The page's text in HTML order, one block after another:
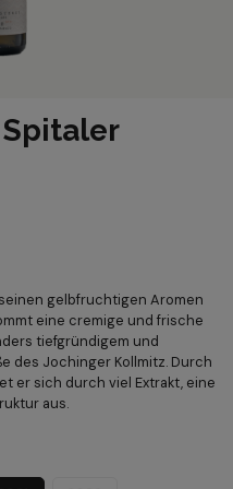
gelbfruchtigen Aromen
eine cremige und frische
tiefgründigem und
des Jochinger Kollmitz. Durch
er sich durch viel Extrakt, eine
aus.